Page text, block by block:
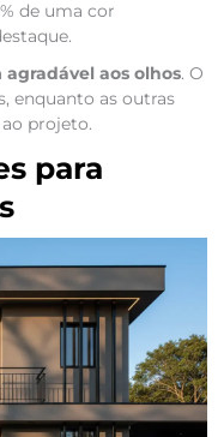
de uma cor
agradável aos olhos. O
enquanto as outras
projeto.
para